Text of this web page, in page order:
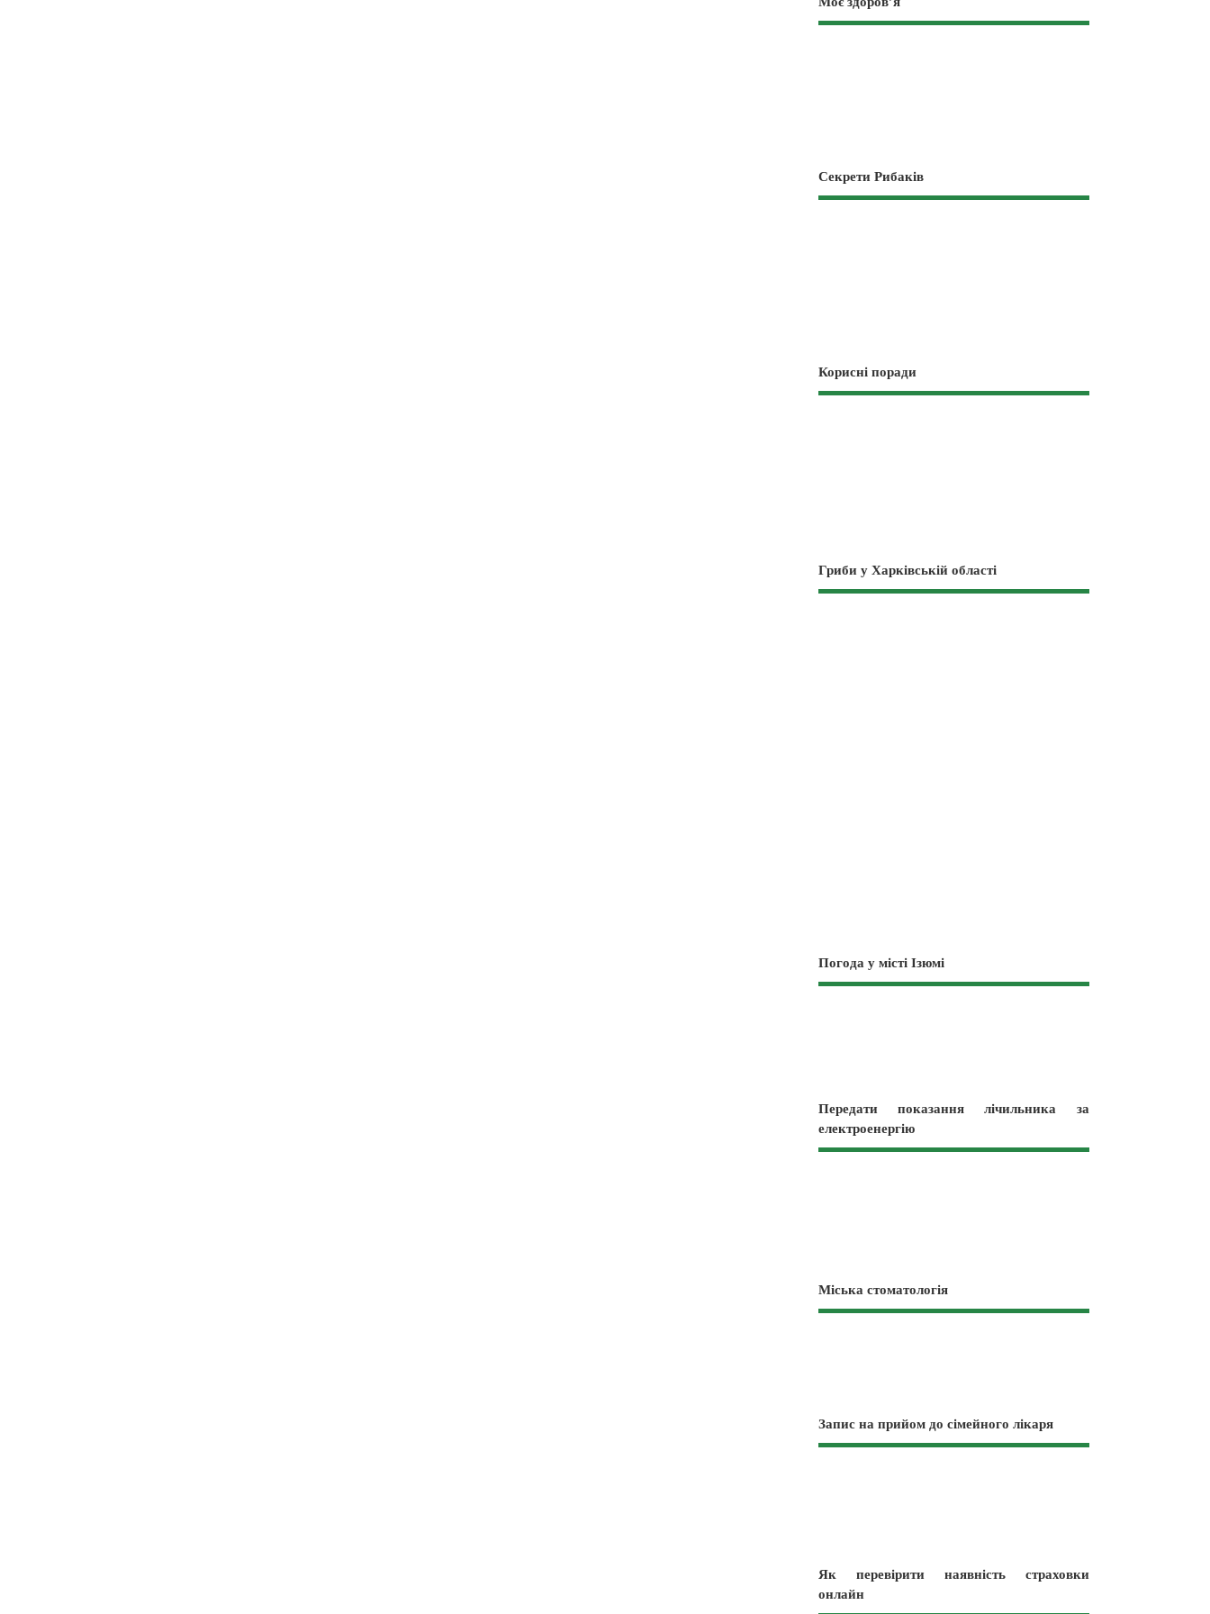
Секрети Рибаків
Корисні поради
Гриби у Харківській області
Погода у місті Ізюмі
Передати показання лічильника за
електроенергію
Міська стоматологія
Запис на прийом до сімейного лікаря
Як перевірити наявність страховки
онлайн